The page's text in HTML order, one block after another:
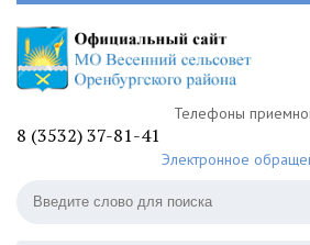
Телефоны
8 (3532) 37-81-41
Электронное